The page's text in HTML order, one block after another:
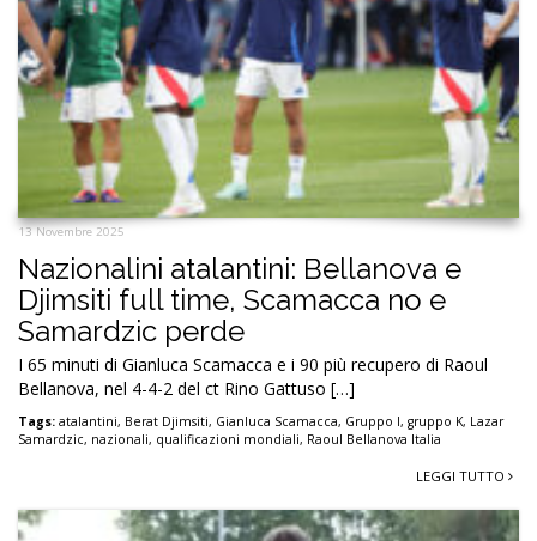
13 Novembre 2025
Nazionalini atalantini: Bellanova e
Djimsiti full time, Scamacca no e
Samardzic perde
I 65 minuti di Gianluca Scamacca e i 90 più recupero di Raoul
Bellanova, nel 4-4-2 del ct Rino Gattuso […]
Tags: atalantini, Berat Djimsiti, Gianluca Scamacca, Gruppo I, gruppo K, Lazar
Samardzic, nazionali, qualificazioni mondiali, Raoul Bellanova Italia
LEGGI TUTTO